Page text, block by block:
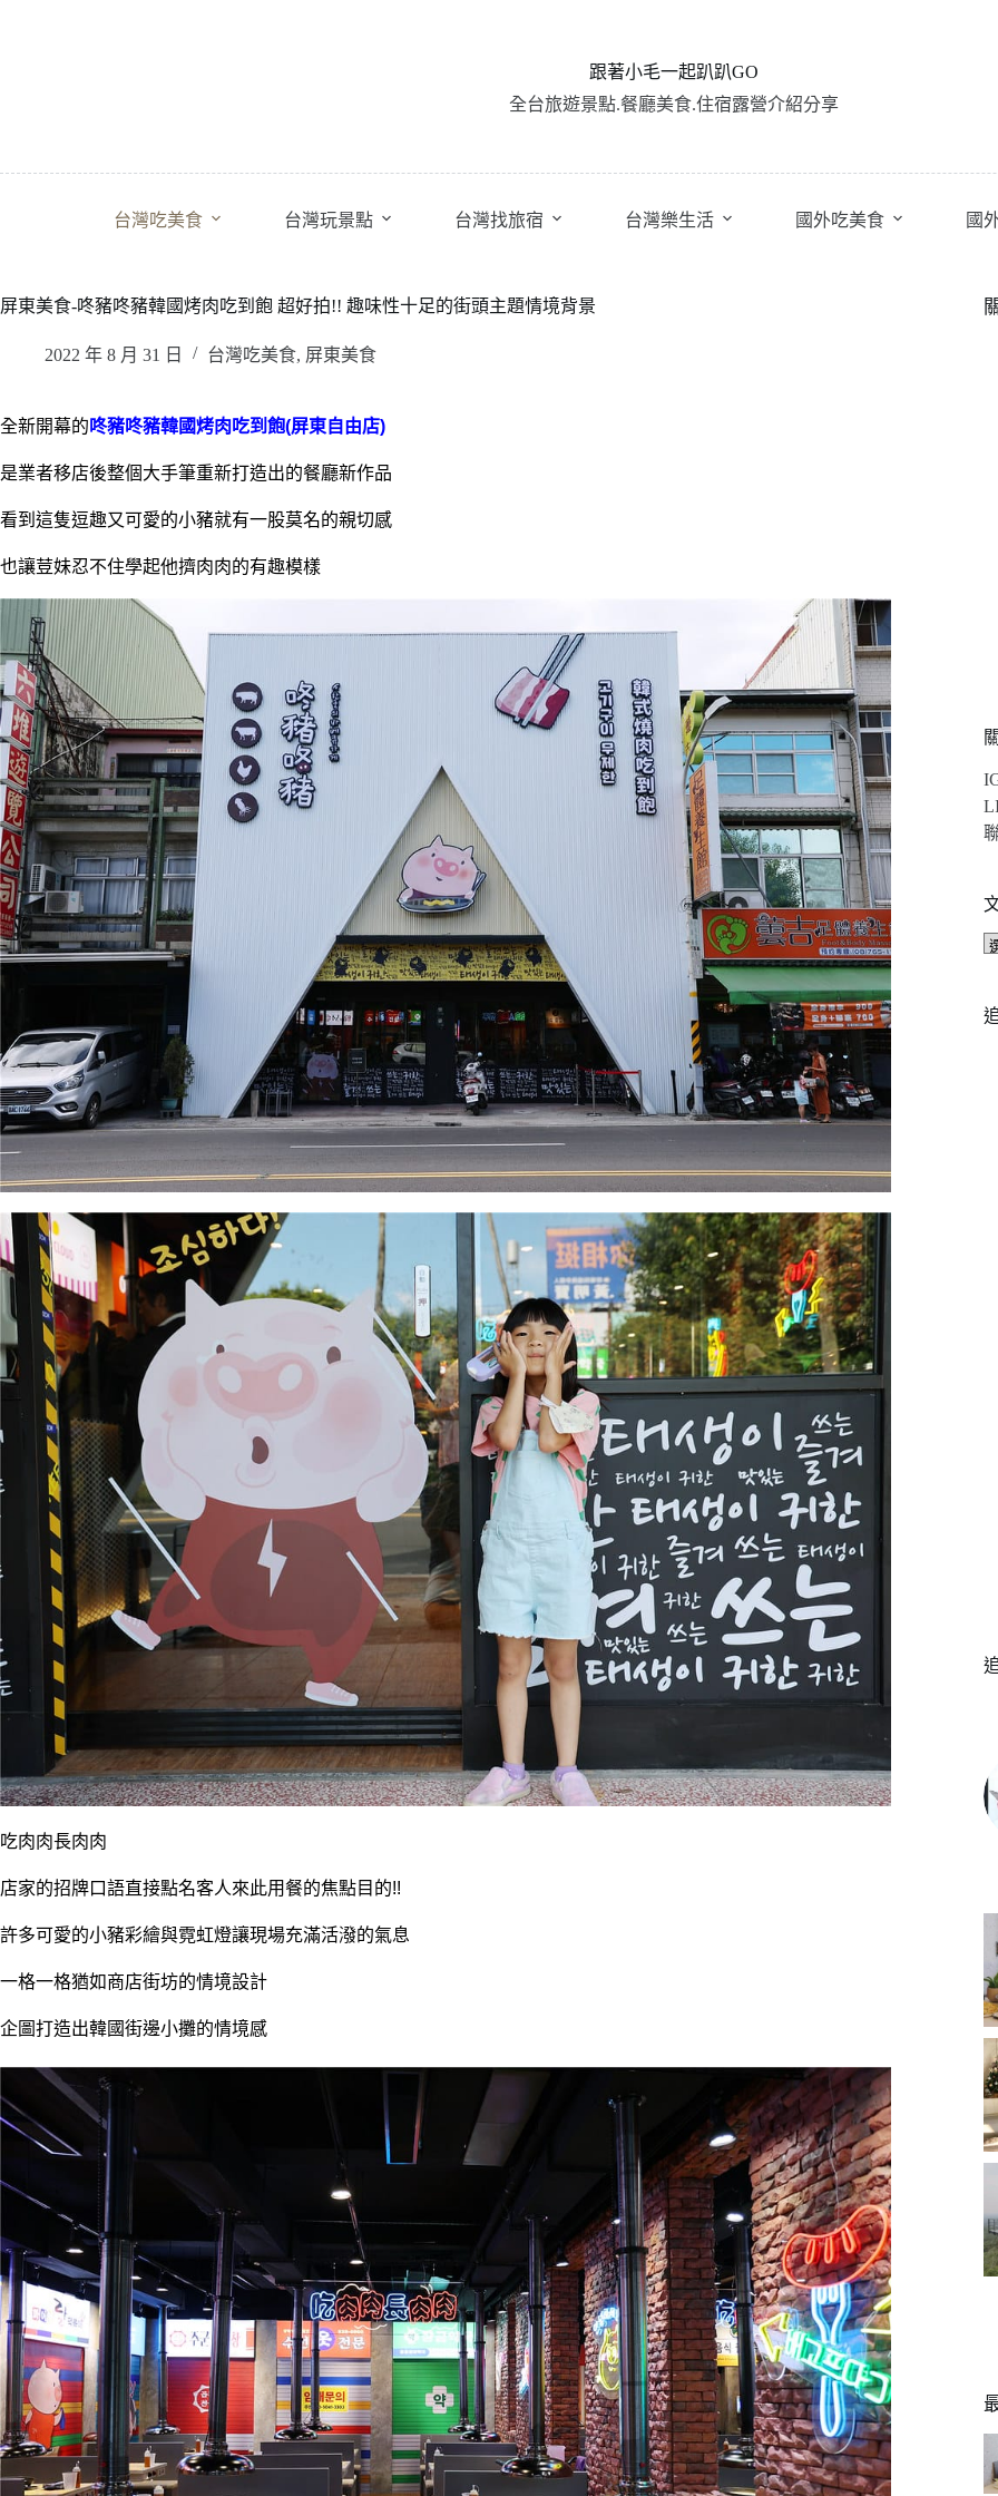
跟著小毛一起趴趴GO
全台旅遊景點.餐廳美食.住宿露營介紹分享
台灣吃美食 台灣玩景點 台灣找旅宿 台灣樂生活 國外吃美食 國
屏東美食-咚豬咚豬韓國烤肉吃到飽 超好拍!! 趣味性十足的街頭主題情境背景
2022 年 8 月 31 日 台灣吃美食, 屏東美食
全新開幕的 咚豬咚豬韓國烤肉吃到飽(屏東自由店)
是業者移店後整個大手筆重新打造出的餐廳新作品
看到這隻逗趣又可愛的小豬就有一股莫名的親切感
也讓荳妹忍不住學起他擠肉肉的有趣模樣
吃肉肉長肉肉
店家的招牌口語直接點名客人來此用餐的焦點目的!!
許多可愛的小豬彩繪與霓虹燈讓現場充滿活潑的氣息
一格一格猶如商店街坊的情境設計
企圖打造出韓國街邊小攤的情境感